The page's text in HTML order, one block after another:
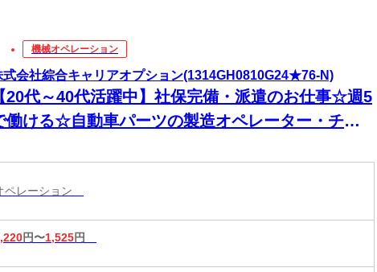
機械オペレーション
式会社綜合キャリアオプション(1314GH0810G24★76-N)
【20代～40代活躍中】社保完備・派遣のお仕事☆週5
働ける☆自動車パーツの製造オペレーター・チェ
ペレーション
円〜1,525円